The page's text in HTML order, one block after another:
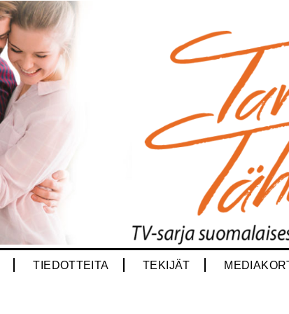
TIEDOTTEITA TEKIJÄT